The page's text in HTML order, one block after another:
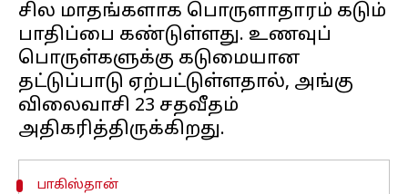
சில மாதங்களாக பொருளாதாரம் கடும்
பாதிப்பை கண்டுள்ளது. உணவுப்
பொருள்களுக்கு கடுமையான
தட்டுப்பாடு ஏற்பட்டுள்ளதால், அங்கு
விலைவாசி 23 சதவீதம்
பாகிஸ்தான்